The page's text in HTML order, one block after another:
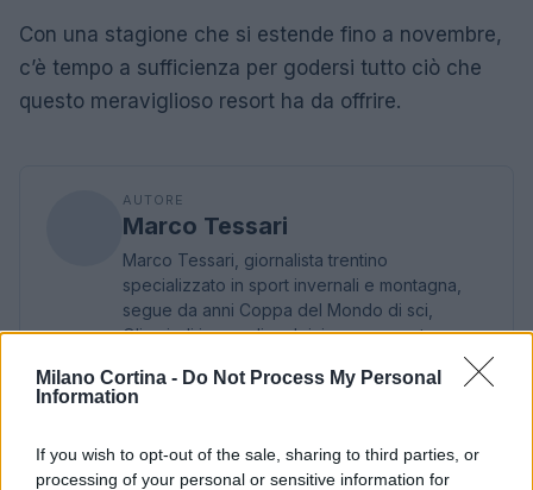
Milano Cortina - Do Not Process My Personal
Information
If you wish to opt-out of the sale, sharing to third parties, or
processing of your personal or sensitive information for
Con una stagione che si estende fino a novembre,
c’è tempo a sufficienza per godersi tutto ciò che
questo meraviglioso resort ha da offrire.
AUTORE
Marco Tessari
Marco Tessari, giornalista trentino
specializzato in sport invernali e montagna,
segue da anni Coppa del Mondo di sci,
Olimpiadi invernali e alpinismo; racconta gare,
competenza tecnica e passione per le terre
alte.